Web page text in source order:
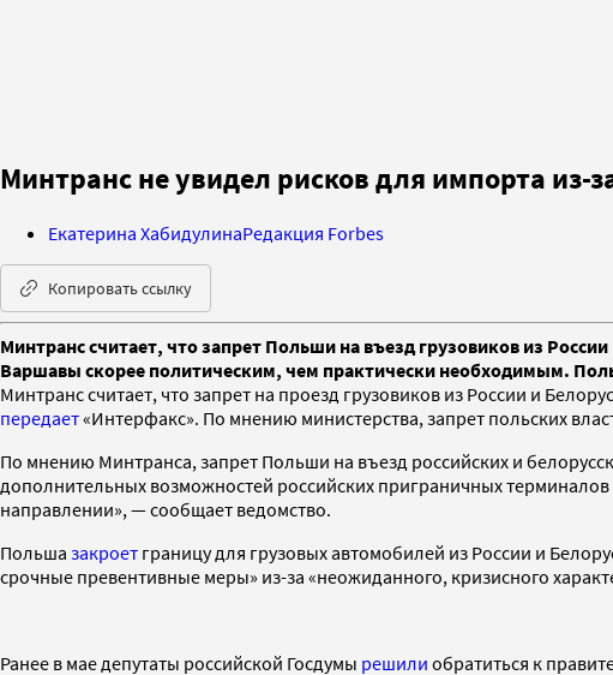
Минтранс не увидел рисков для импорта из-
Екатерина ХабидулинаРедакция Forbes
Копировать ссылку
Минтранс считает, что запрет Польши на въезд грузовиков из
Варшавы скорее политическим, чем практически необходимым.
Минтранс считает, что запрет на проезд грузовиков из России и
передает«Интерфакс». По мнению министерства, запрет польских
По мнению Минтранса, запрет Польши на въезд российских и
дополнительных возможностей российских приграничных
направлении», — сообщает ведомство.
Польша закроет границу для грузовых автомобилей из России и
срочные превентивные меры» из-за «неожиданного, кризисного
Ранее в мае депутаты российской Госдумы решили обратиться к